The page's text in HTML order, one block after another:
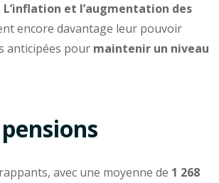
L’inflation et l’augmentation des
encore davantage leur pouvoir
anticipées pour maintenir un niveau
avec une moyenne de 1 268